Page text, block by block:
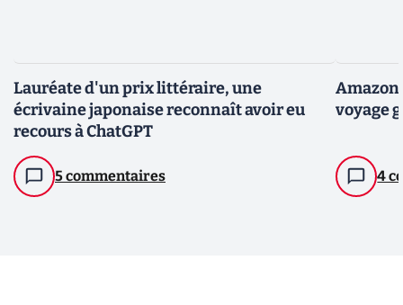
Lauréate d'un prix littéraire, une
écrivaine japonaise reconnaît avoir eu
recours à ChatGPT
5 commentaires
Amazon
voyage
4